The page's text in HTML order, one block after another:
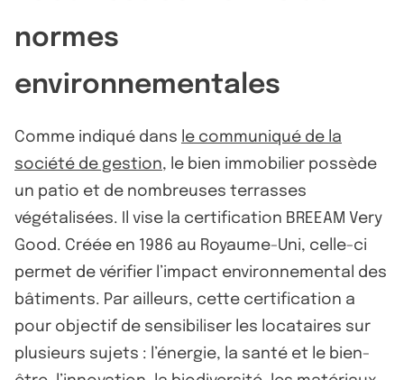
normes
environnementales
Comme indiqué dans le communiqué de la
société de gestion, le bien immobilier possède
un patio et de nombreuses terrasses
végétalisées. Il vise la certification BREEAM Very
Good. Créée en 1986 au Royaume-Uni, celle-ci
permet de vérifier l’impact environnemental des
bâtiments. Par ailleurs, cette certification a
pour objectif de sensibiliser les locataires sur
plusieurs sujets : l’énergie, la santé et le bien-